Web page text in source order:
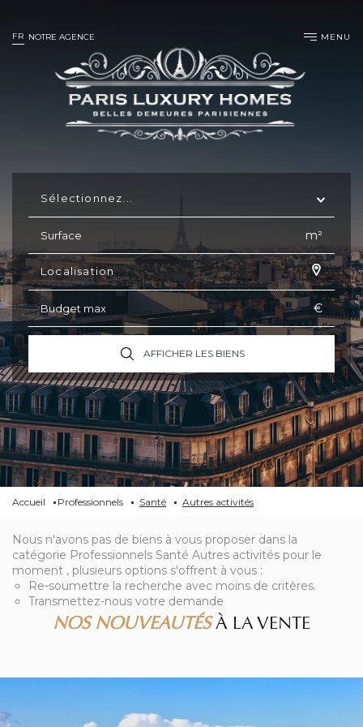
FR NOTRE AGENCE MENU
Sélectionnez...
m²
Localisation
€
AFFICHER LES BIENS
Accueil Professionnels Santé Autres activités
Nous n'avons pas de biens à vous proposer dans la
catégorie Professionnels Santé Autres activités pour le
moment , plusieurs options s'offrent à vous :
Re-soumettre la recherche avec moins de critères.
Transmettez-nous votre demande
NOS NOUVEAUTÉSÀ LA VENTE